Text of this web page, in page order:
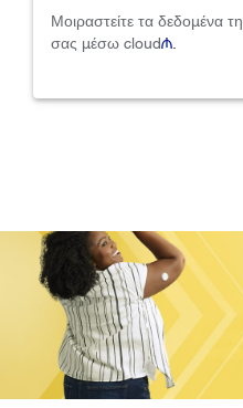
Μοιραστείτε τα δεδομένα
σας μέσω cloud₼